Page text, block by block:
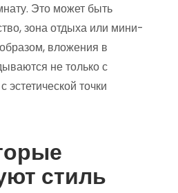
Это может быть
зона отдыха или мини-
вложения в
не только с
эстетической точки
стиль